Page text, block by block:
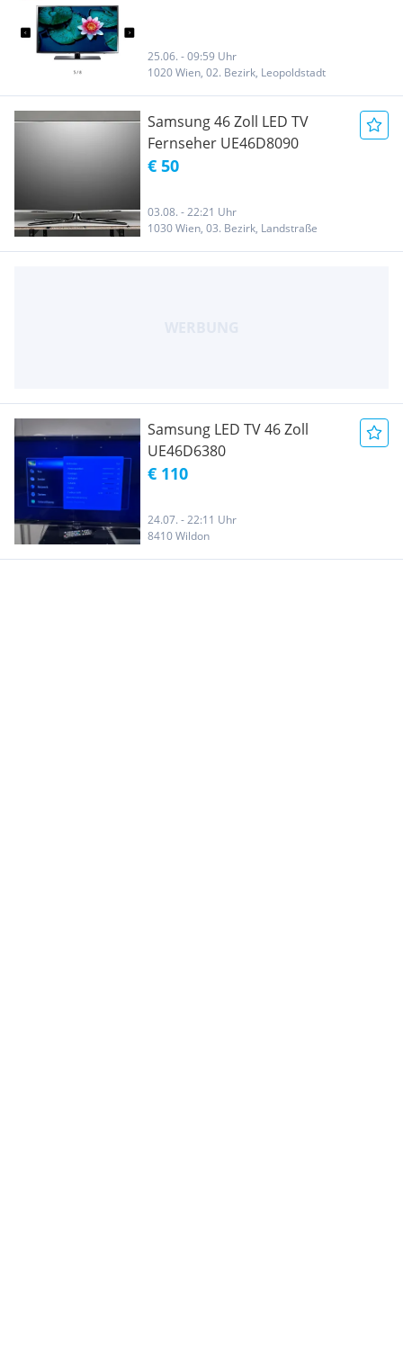
25.06. - 09:59 Uhr
1020 Wien, 02. Bezirk, Leopoldstadt
Samsung 46 Zoll LED TV
Fernseher UE46D8090
€ 50
03.08. - 22:21 Uhr
1030 Wien, 03. Bezirk, Landstraße
Samsung LED TV 46 Zoll
UE46D6380
€ 110
24.07. - 22:11 Uhr
8410 Wildon